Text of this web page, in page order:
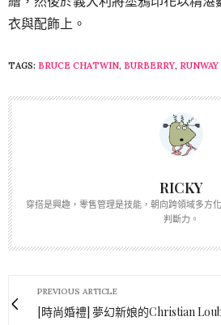
衣與配飾上。
TAGS: BRUCE CHATWIN, BURBERRY, RUNWAY
RICKY
穿搭是興趣，零售管理是技能，朝向跨領域多方
判斷力。
PREVIOUS ARTICLE
[時尚婚禮] 夢幻新娘的Christian